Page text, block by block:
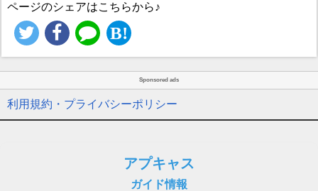
ページのシェアはこちらから♪
Sponsored ads
利用規約・プライバシーポリシー
アプキャス
ガイド情報